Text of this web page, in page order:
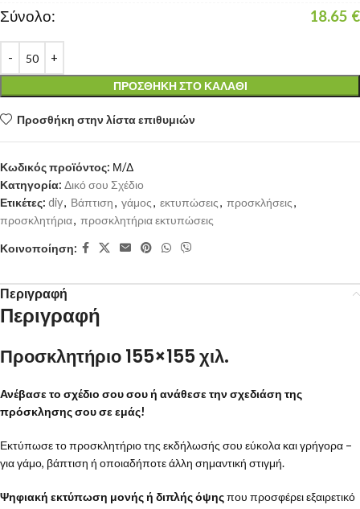
ΠΡΟΣΘΉΚΗ ΣΤΟ ΚΑΛΆΘΙ
Σύνολο: 18.65 €
Προσθήκη στην λίστα επιθυμιών
Κωδικός προϊόντος: Μ/Δ
Κατηγορία: Δικό σου Σχέδιο
Ετικέτες: diy, Βάπτιση, γάμος, εκτυπώσεις, προσκλήσεις,
προσκλητήρια, προσκλητήρια εκτυπώσεις
Κοινοποίηση:
Περιγραφή
Περιγραφή
Προσκλητήριο 155×155 χιλ.
Ανέβασε το σχέδιο σου σου ή ανάθεσε την σχεδιάση της
πρόσκλησης σου σε εμάς!
Εκτύπωσε το προσκλητήριο της εκδήλωσής σου εύκολα και γρήγορα –
για γάμο, βάπτιση ή οποιαδήποτε άλλη σημαντική στιγμή.
Ψηφιακή εκτύπωση μονής ή διπλής όψηςπου προσφέρει εξαιρετικό